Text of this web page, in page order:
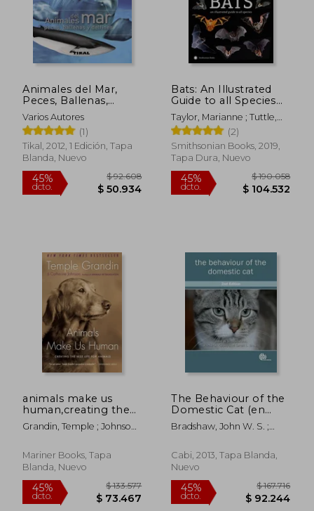
45% 45%
dcto. $
Animales del Mar,
Peces, Ballenas,
Delfines
Varios Autores
(1)
Tikal, 2012, 1 Edición, Tapa
Blanda, Nuevo
Bats: An Illustrated
Guide to all Species
(en Inglés)
Taylor, Marianne ; Tuttle,
Merlin
(2)
Smithsonian Books, 2019,
Tapa Dura, Nuevo
animals make us
human,creating the
best life for animals
(en Inglés)
Grandin, Temple ; Johnson,
Mariner Books, Tapa
Blanda, Nuevo
The Behaviour of the
Domestic Cat (en
Inglés)
Bradshaw, John W. S. ;
Rachel
Cabi, 2013, Tapa Blanda,
Nuevo